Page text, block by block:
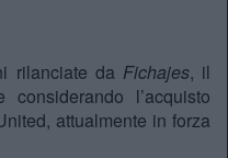
rilanciate da Fichajes, il
considerando l’acquisto
attualmente in forza